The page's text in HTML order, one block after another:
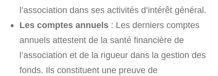
l’association dans ses activités d’intérêt général.
Les comptes annuels : Les derniers comptes
annuels attestent de la santé financière de
l’association et de la rigueur dans la gestion des
fonds. Ils constituent une preuve de